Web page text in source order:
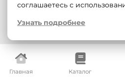
Главная Каталог
соглашаетесь с
Узнать подробнее